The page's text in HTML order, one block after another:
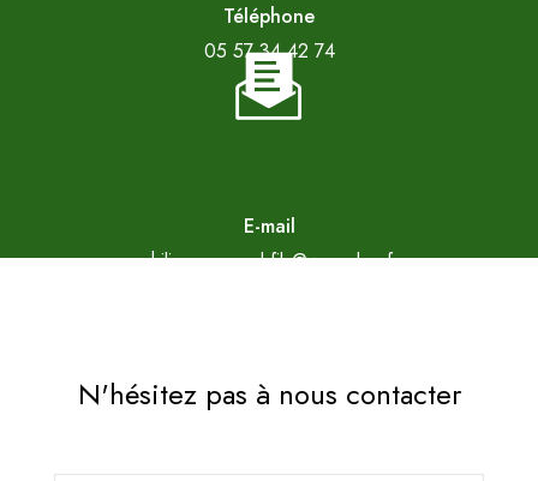
Téléphone
05 57 34 42 74
E-mail
philippe.arnaud.fils@wanadoo.fr
N'hésitez pas à nous contacter